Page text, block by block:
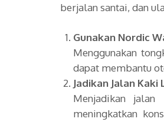
berjalan santai, dan
Gunakan Nordic
Menggunakan
dapat membantu
Jadikan Jalan
Menjadikan
meningkatkan